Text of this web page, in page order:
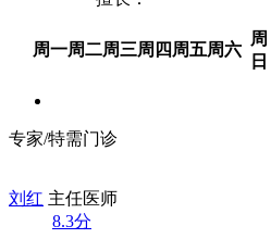
周一周二周三周四 周五周六
周
日
专家/特需门诊
刘红 主任医师
8.3分